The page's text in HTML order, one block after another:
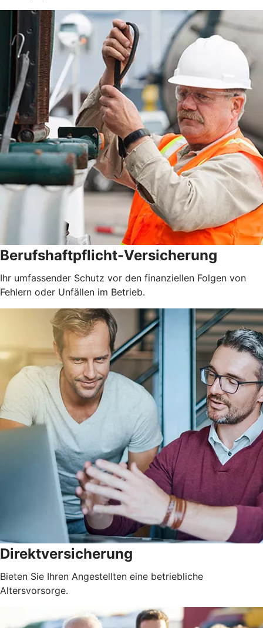
Berufshaftpflicht-Versicherung
Ihr umfassender Schutz vor den finanziellen Folgen von
Fehlern oder Unfällen im Betrieb.
Direktversicherung
Bieten Sie Ihren Angestellten eine betriebliche
Altersvorsorge.